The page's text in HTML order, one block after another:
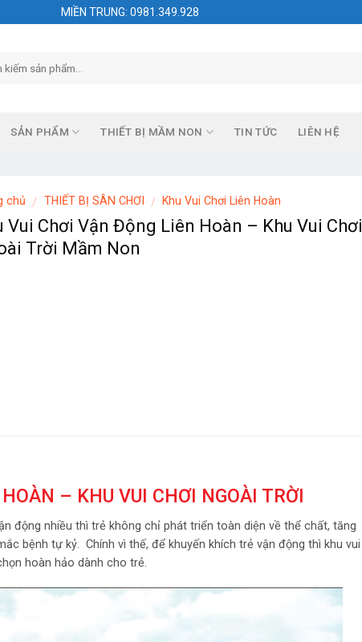
MIỀN TRUNG: 0981.349.928
SẢN PHẨM THIẾT BỊ MẦM NON TIN TỨC LIÊN HỆ
chủ / THIẾT BỊ SÂN CHƠI / Khu Vui Chơi Liên Hoàn
Vui Chơi Vận Động Liên Hoàn – Khu Vui Chơi
Trời Mầm Non
– KHU VUI CHƠI NGOÀI TRỜI
động nhiều thì trẻ không chỉ phát triển toàn diện về thể chất, tăng
bệnh tự kỷ. Chính vì thế, để khuyến khích trẻ vận động thì khu vui
hoàn hảo dành cho trẻ.